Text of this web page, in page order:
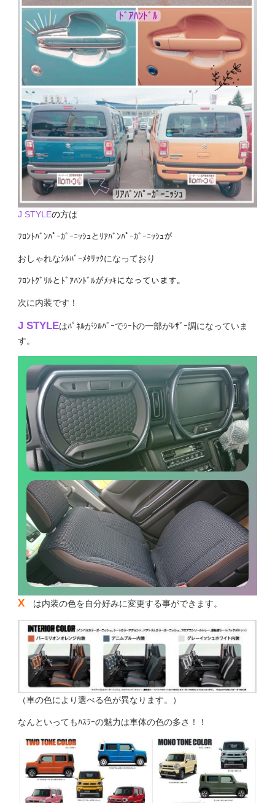
J STYLEの方は
ﾌﾛﾝﾄﾊﾞﾝﾊﾟｰｶﾞｰﾆｯｼｭとﾘｱﾊﾞﾝﾊﾟｰｶﾞｰﾆｯｼｭが
おしゃれなｼﾙﾊﾞｰﾒﾀﾘｯｸになっており
ﾌﾛﾝﾄｸﾞﾘﾙとﾄﾞｱﾊﾝﾄﾞﾙがﾒｯｷになっています。
次に内装です！
J STYLEはﾊﾟﾈﾙがｼﾙﾊﾞｰでｼｰﾄの一部がﾚｻﾞｰ調になっていま
す。
X は内装の色を自分好みに変更する事ができます。
（車の色により選べる色が異なります。）
なんといってもﾊｽﾗｰの魅力は車体の色の多さ！！